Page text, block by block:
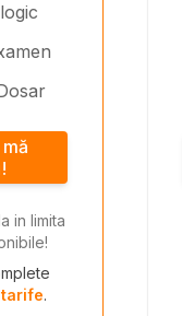
in limita
.